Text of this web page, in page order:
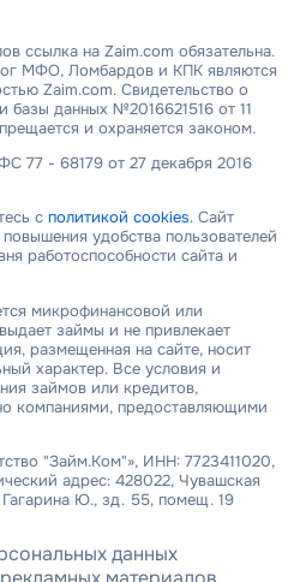
ссылка на Zaim.com обязательна.
МФО, Ломбардов и КПК являются
Zaim.com. Свидетельство о
базы данных №2016621516 от 11
и охраняется законом.
77 - 68179 от 27 декабря 2016
с политикой cookies. Сайт
удобства пользователей
работоспособности сайта и
микрофинансовой или
займы и не привлекает
размещенная на сайте, носит
характер. Все условия и
займов или кредитов,
компаниями, предоставляющими
"Займ.Ком"», ИНН: 7723411020,
адрес: 428022, Чувашская
Гагарина Ю., зд. 55, помещ. 19
данных